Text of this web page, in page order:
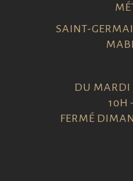
SAINT-
DU MARDI
10H
FERMÉ